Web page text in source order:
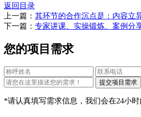
返回目录
上一篇： 其环节的合作沉点是：内容立
下一篇： 专家讲课、实操锻炼、案例分
您的项目需求
*请认真填写需求信息，我们会在24小时